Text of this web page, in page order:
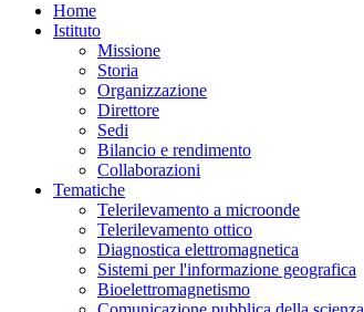
Home
Istituto
Missione
Storia
Organizzazione
Direttore
Sedi
Bilancio e rendimento
Collaborazioni
Tematiche
Telerilevamento a microonde
Telerilevamento ottico
Diagnostica elettromagnetica
Sistemi per l'informazione geografica
Bioelettromagnetismo